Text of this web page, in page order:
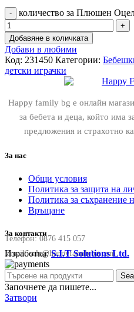
количество за Плюшен
Добавяне в количката
Добави в любими
Код: 231450 Категории:
детски играчки
Happy family bg е онлайн
за бебета и деца, който има
предложения и страхотно
За нас
Общи условия
Политика за защита на
Политика за съхранение
Връщане
За контакти
Телефон:0876 415 057
Email:sale@happyfamilybg.com
Изработка:S.I.T Solutions Ltd.
Започнете да пишете...
Затвори